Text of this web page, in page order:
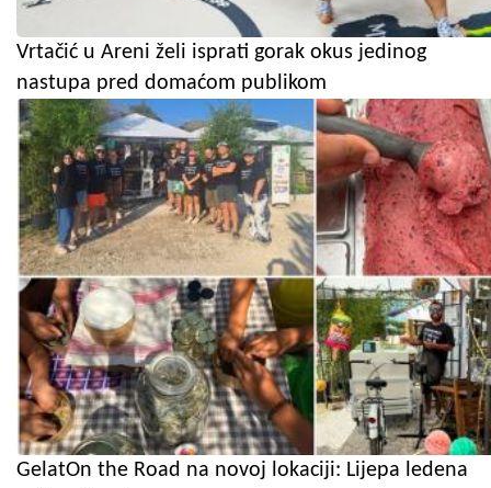
Vrtačić u Areni želi isprati gorak okus jedinog
nastupa pred domaćom publikom
GelatOn the Road na novoj lokaciji: Lijepa ledena